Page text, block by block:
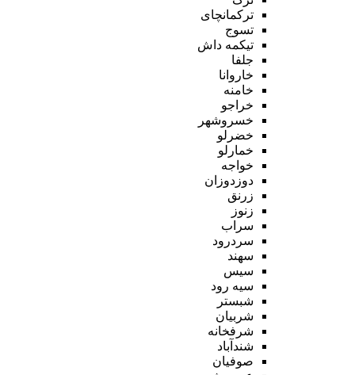
ترکمانچای
تسوج
تیکمه داش
جلفا
خاروانا
خامنه
خراجو
خسروشهر
خضرلو
خمارلو
خواجه
دوزدوزان
زرنق
زنوز
سراب
سردرود
سهند
سیس
سیه رود
شبستر
شربیان
شرفخانه
شندآباد
صوفیان